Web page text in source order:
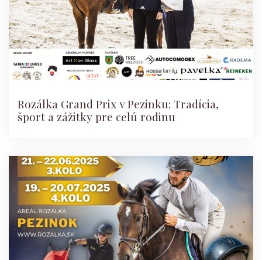
Rozálka Grand Prix v Pezinku: Tradícia,
šport a zážitky pre celú rodinu